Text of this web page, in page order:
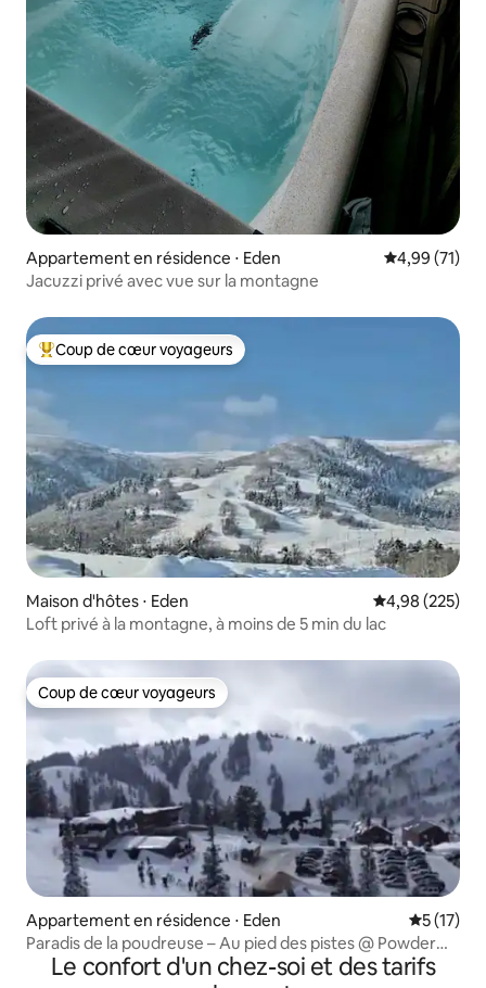
Appartement en résidence ⋅ Eden Évaluation
4,99 (71)
Jacuzzi privé avec vue sur la montagne
Coups de cœur voyageurs les plus appréciés
Coup de cœur voyageurs
Maison d'hôtes ⋅ Eden Évaluation
4,98 (225)
Loft privé à la montagne, à moins de 5 min du lac
Coup de cœur voyageurs
Coup de cœur voyageurs
Appartement en résidence ⋅ Eden
5 (17)
Paradis de la poudreuse – Au pied des pistes @ Powder
Mountain
Le confort d'un chez-soi et des tarifs